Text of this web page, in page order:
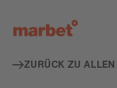
ZURÜCK ZU